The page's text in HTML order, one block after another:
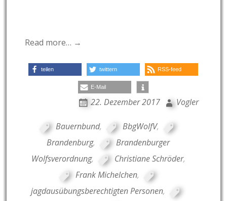
Read more… →
teilen twittern RSS-feed
E-Mail
22. Dezember 2017 Vogler
Bauernbund, BbgWolfV,
Brandenburg,
Brandenburger
Wolfsverordnung, Christiane Schröder,
Frank Michelchen,
jagdausübungsberechtigten Personen,